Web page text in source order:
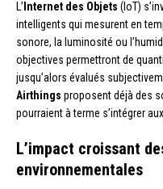
L’ Internet des Objets (IoT)
intelligents qui mesurent en
sonore, la luminosité ou
objectives permettront de
jusqu’alors évalués
Airthings proposent déjà des
pourraient à terme s’intégrer
L’impact croissant
environnementales